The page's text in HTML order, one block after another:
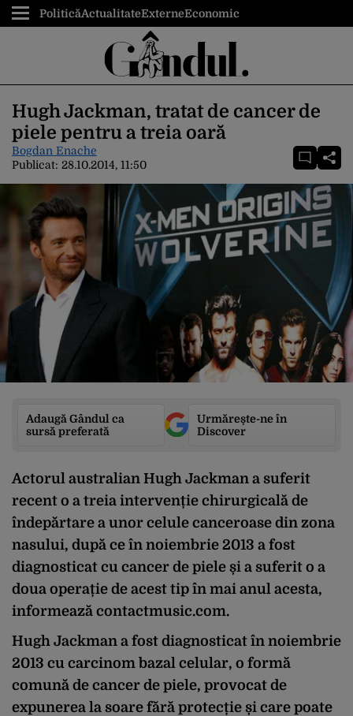
PoliticăActualitateExterneEconomic
Hugh Jackman, tratat de cancer de
piele pentru a treia oară
Bogdan Enache
Publicat: 28.10.2014, 11:50
Adaugă Gândul ca
sursă preferată
Urmărește-ne în
Discover
Actorul australian Hugh Jackman a suferit
recent o a treia intervenție chirurgicală de
îndepărtare a unor celule canceroase din zona
nasului, după ce în noiembrie 2013 a fost
diagnosticat cu cancer de piele și a suferit o a
doua operație de acest tip în mai anul acesta,
informează contactmusic.com.
Hugh Jackman a fost diagnosticat în noiembrie
2013 cu carcinom bazal celular, o formă
comună de cancer de piele, provocat de
expunerea la soare fără protecție și care poate